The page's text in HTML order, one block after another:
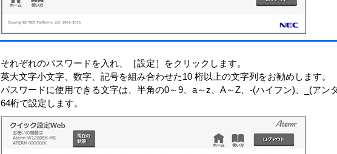
それぞれのパスワードを入れ、［設定］をクリックします。
英大文字小文字、数字、記号を組み合わせた10 桁以上の文字列をお勧めします。
パスワードに使用できる文字は、半角の0～9、a～z、A～Z、-(ハイフン)、_(アン
64桁で設定します。